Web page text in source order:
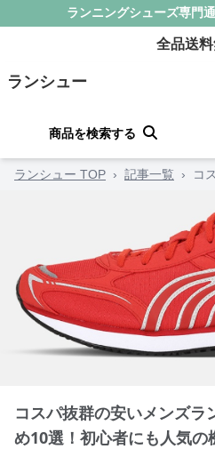
ランニングシューズ専門
全品送
ランシュー
商品を検索する
ランシュー TOP › 記事一覧 › コ
コスパ抜群の安いメンズラ
め10選！初心者にも人気